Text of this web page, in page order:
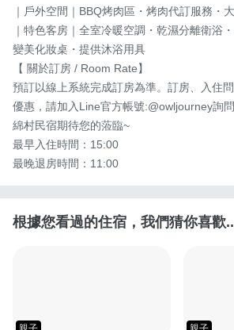
｜戶外空間｜BBQ烤肉區・烤肉代訂服務・
｜特色客房｜全室冷暖空調・乾濕分離衛浴
變美化妝桌・提供沐浴用具
【 關於訂房 / Room Rate】
預訂以線上系統完成訂房為準。訂房、入住
優惠，請加入Line官方帳號:@owljourney詢問
綿村民宿期待您的蒞臨~
最早入住時間：15:00
最晚退房時間：11:00
根據您看過的住宿，我們猜你喜歡